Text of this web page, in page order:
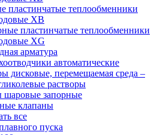
пластинчатые теплообменники
ХВ
пластинчатые теплообменники
ХG
арматура
автоматические
дисковые, перемещаемая среда –
растворы
шаровые запорные
клапаны
все
пуска